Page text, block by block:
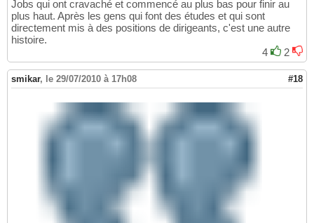
Jobs qui ont cravaché et commencé au plus bas pour finir au
plus haut. Après les gens qui font des études et qui sont
directement mis à des positions de dirigeants, c'est une autre
histoire.
4
2
smikar, le 29/07/2010 à 17h08 #18